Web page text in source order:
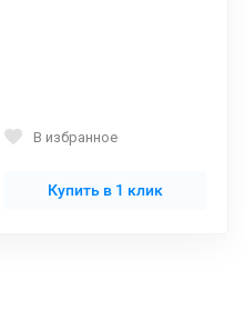
В избранное
Купить в 1 клик